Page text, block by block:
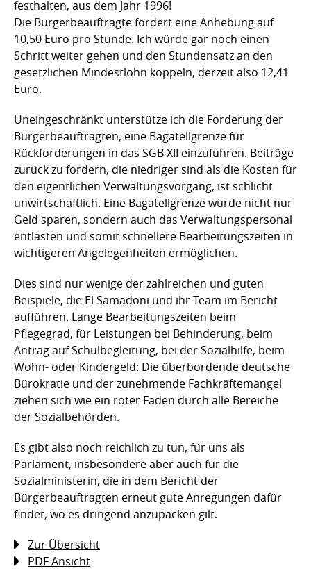
festhalten, aus dem Jahr 1996!
Die Bürgerbeauftragte fordert eine Anhebung auf
10,50 Euro pro Stunde. Ich würde gar noch einen
Schritt weiter gehen und den Stundensatz an den
gesetzlichen Mindestlohn koppeln, derzeit also 12,41
Euro.
Uneingeschränkt unterstütze ich die Forderung der
Bürgerbeauftragten, eine Bagatellgrenze für
Rückforderungen in das SGB XII einzuführen. Beiträge
zurück zu fordern, die niedriger sind als die Kosten für
den eigentlichen Verwaltungsvorgang, ist schlicht
unwirtschaftlich. Eine Bagatellgrenze würde nicht nur
Geld sparen, sondern auch das Verwaltungspersonal
entlasten und somit schnellere Bearbeitungszeiten in
wichtigeren Angelegenheiten ermöglichen.
Dies sind nur wenige der zahlreichen und guten
Beispiele, die El Samadoni und ihr Team im Bericht
aufführen. Lange Bearbeitungszeiten beim
Pflegegrad, für Leistungen bei Behinderung, beim
Antrag auf Schulbegleitung, bei der Sozialhilfe, beim
Wohn- oder Kindergeld: Die überbordende deutsche
Bürokratie und der zunehmende Fachkräftemangel
ziehen sich wie ein roter Faden durch alle Bereiche
der Sozialbehörden.
Es gibt also noch reichlich zu tun, für uns als
Parlament, insbesondere aber auch für die
Sozialministerin, die in dem Bericht der
Bürgerbeauftragten erneut gute Anregungen dafür
findet, wo es dringend anzupacken gilt.
Zur Übersicht
PDF Ansicht